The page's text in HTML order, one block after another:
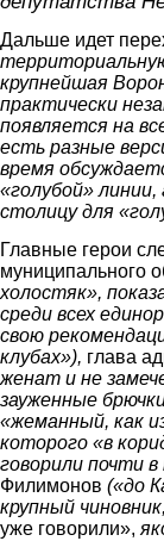
Дальше идет
крупнейшая
практически
появляется на
есть разные
время
«голубой»
столицу для
Главные герои
муниципального
холостяк»,
среди всех
свою
клубах»), глава
женат и не
зауженные
«жеманный, как
которого «в
говорили почти в
Филимонов («до
крупный
уже говорили»,